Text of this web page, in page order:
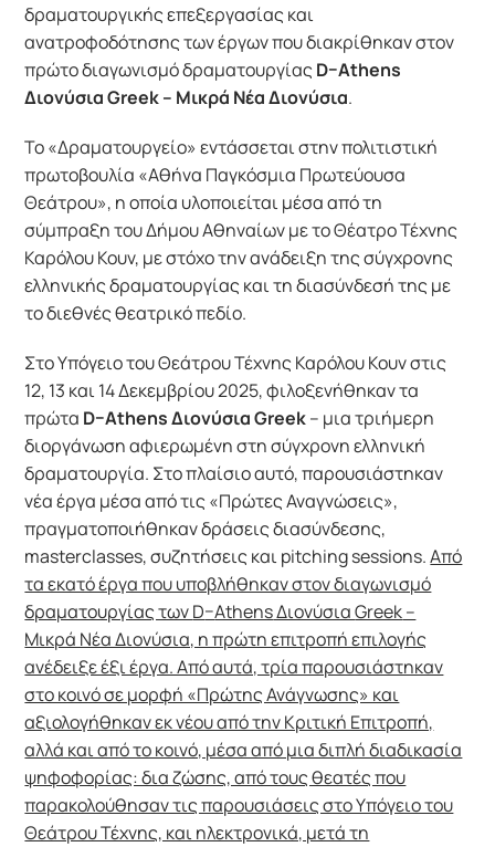
δραματουργικής επεξεργασίας και
ανατροφοδότησης των έργων που διακρίθηκαν στον
πρώτο διαγωνισμό δραματουργίαςD–Athens
ΔιονύσιαGreek– Μικρά Νέα Διονύσια.
Το «Δραματουργείο» εντάσσεται στην πολιτιστική
πρωτοβουλία «Αθήνα Παγκόσμια Πρωτεύουσα
Θεάτρου», η οποία υλοποιείται μέσα από τη
σύμπραξη του Δήμου Αθηναίων με το Θέατρο Τέχνης
Καρόλου Κουν, με στόχο την ανάδειξη της σύγχρονης
ελληνικής δραματουργίας και τη διασύνδεσή της με
το διεθνές θεατρικό πεδίο.
Στο Υπόγειο του Θεάτρου Τέχνης Καρόλου Κουν στις
12, 13 και 14 Δεκεμβρίου 2025, φιλοξενήθηκαν τα
πρώτα D–AthensΔιονύσιαGreek– μια τριήμερη
διοργάνωση αφιερωμένη στη σύγχρονη ελληνική
δραματουργία. Στο πλαίσιο αυτό, παρουσιάστηκαν
νέα έργα μέσα από τις «Πρώτες Αναγνώσεις»,
πραγματοποιήθηκαν δράσεις διασύνδεσης,
masterclasses, συζητήσεις και pitching sessions.Από
τα εκατό έργα που υποβλήθηκαν στον διαγωνισμό
δραματουργίας τωνD–AthensΔιονύσιαGreek–
Μικρά Νέα Διονύσια, η πρώτη επιτροπή επιλογής
ανέδειξε έξι έργα. Από αυτά, τρία παρουσιάστηκαν
στο κοινό σε μορφή «Πρώτης Ανάγνωσης» και
αξιολογήθηκαν εκ νέου από την Κριτική Επιτροπή,
αλλά και από το κοινό, μέσα από μια διπλή διαδικασία
ψηφοφορίας: δια ζώσης, από τους θεατές που
παρακολούθησαν τις παρουσιάσεις στο Υπόγειο του
Θεάτρου Τέχνης, και ηλεκτρονικά, μετά τη